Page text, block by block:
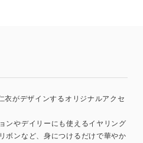
がデザインするオリジナルアクセ
ンやデイリーにも使えるイヤリング
ボンなど、身につけるだけで華やか